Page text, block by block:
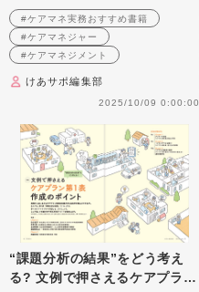
選
#ケアマネ実務おすすめ書籍
#ケアマネジャー
#ケアマネジメント
けあサポ編集部
2025/10/09 0:00:00
“課題分析の結果”をどう考え
る? 文例で押さえるケアプラン